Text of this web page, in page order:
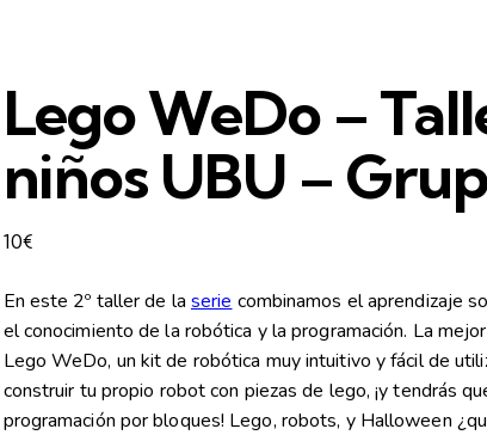
Lego WeDo –
niños UBU –
10€
En este 2º taller de la serie combinamos el aprendizaje
el conocimiento de la robótica y la programación. La
Lego WeDo, un kit de robótica muy intuitivo y fácil de
construir tu propio robot con piezas de lego, ¡y tendrás
programación por bloques! Lego, robots, y Halloween